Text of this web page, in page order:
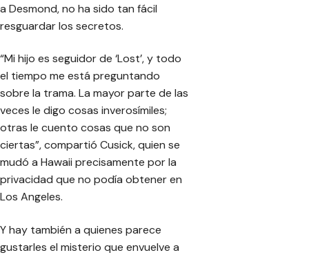
a Desmond, no ha sido tan fácil
resguardar los secretos.
“Mi hijo es seguidor de ‘Lost’, y todo
el tiempo me está preguntando
sobre la trama. La mayor parte de las
veces le digo cosas inverosímiles;
otras le cuento cosas que no son
ciertas”, compartió Cusick, quien se
mudó a Hawaii precisamente por la
privacidad que no podía obtener en
Los Angeles.
Y hay también a quienes parece
gustarles el misterio que envuelve a